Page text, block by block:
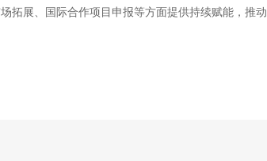
拓展、国际合作项目申报等方面提供持续赋能，推动